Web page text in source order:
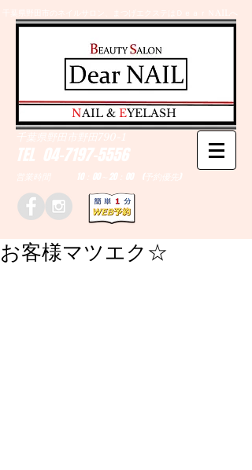
千葉県野田市のネイルサロン、まつげエクステはＤｅａｒＮAILへ
TEL 04-7197-5556
営業時間 10：00～20：00 (予約優先)
千葉県野田市野田790-1
​NAIL & EYELASH
お客様マツエク☆